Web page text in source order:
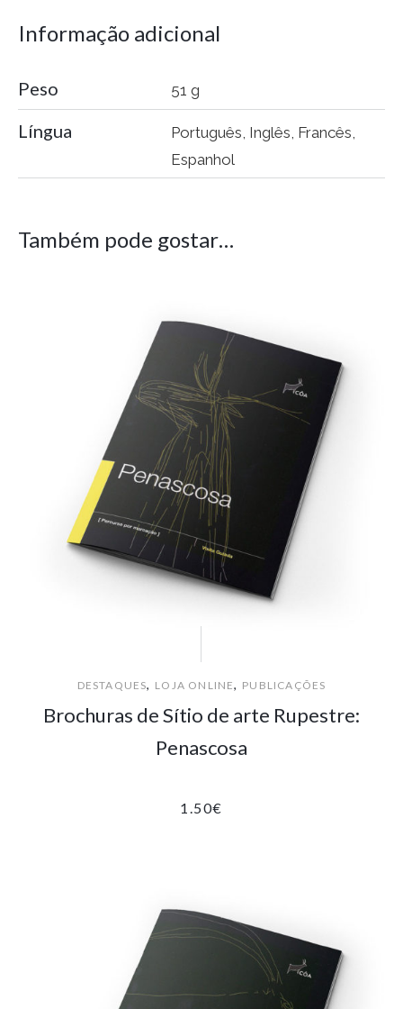
Informação adicional
Peso 51 g
Língua
Português, Inglês, Francês,
Espanhol
Também pode gostar…
DESTAQUES, LOJA ONLINE, PUBLICAÇÕES
Brochuras de Sítio de arte Rupestre:
Penascosa
1.50€